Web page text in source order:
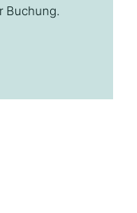
Buchung.